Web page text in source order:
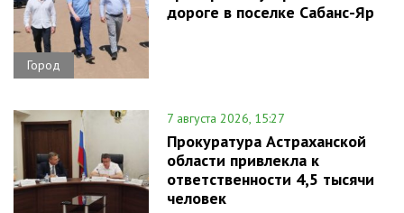
Город
дороге в поселке Сабанс-Яр
7 августа 2026, 15:27
Прокуратура Астраханской
области привлекла к
ответственности 4,5 тысячи
человек